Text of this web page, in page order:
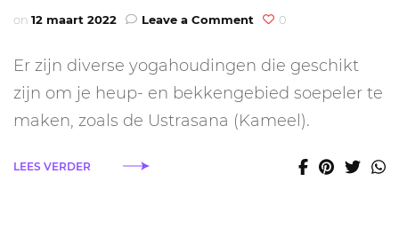
on 12 maart 2022 Leave a Comment on
Ustrasana
(Kameel
0
Er zijn diverse yogahoudingen die geschikt
zijn om je heup- en bekkengebied soepeler te
maken, zoals de Ustrasana (Kameel).
LEES VERDER